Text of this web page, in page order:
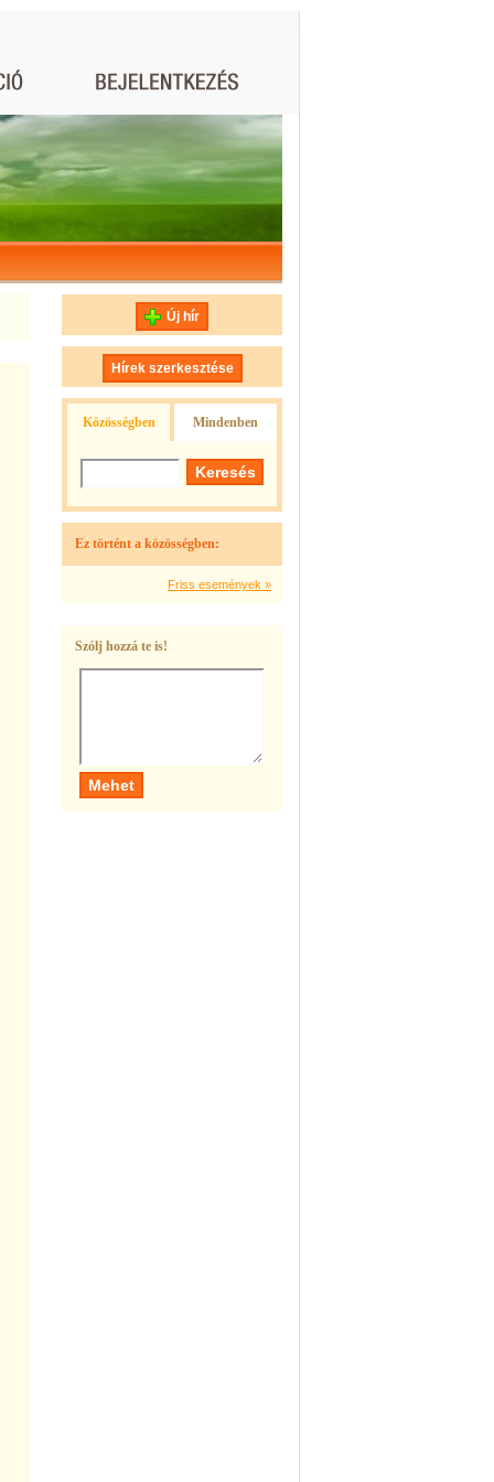
Új hír
Hírek szerkesztése
Közösségben Mindenben
Ez történt a közösségben:
Friss események »
Szólj hozzá te is!